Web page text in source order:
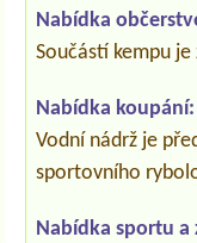
Nabídka
Součástí kempu
Nabídka koupání:
Vodní nádrž je
sportovního
Nabídka sportu a